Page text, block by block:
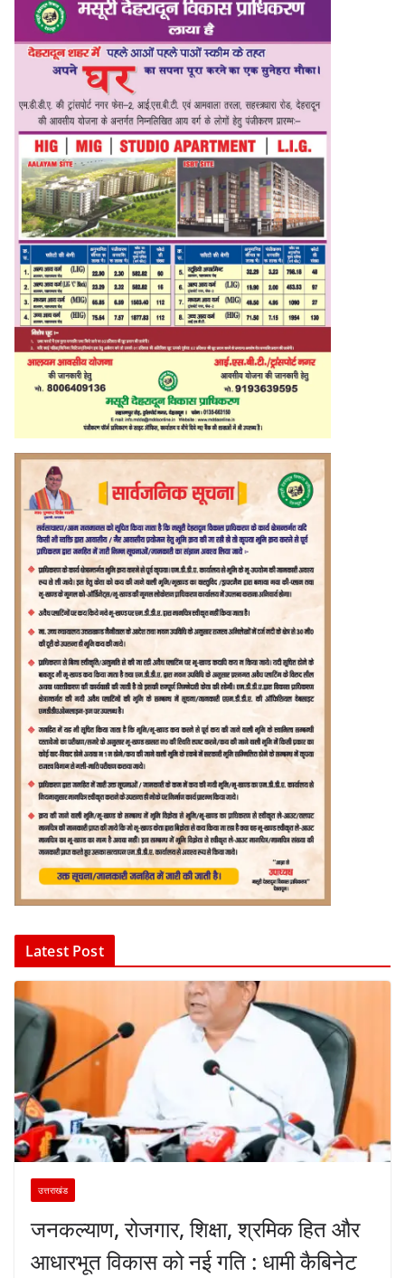
Latest Post
उत्तराखंड
जनकल्याण, रोजगार, शिक्षा, श्रमिक हित और
आधारभूत विकास को नई गति : धामी कैबिनेट